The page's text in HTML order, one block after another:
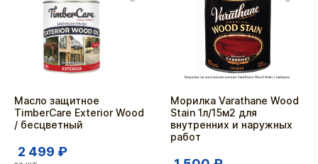
Масло защитное
TimberCare Exterior Wood
/ бесцветный
2 499 ₽
Морилка Varathane Wood
Stain 1л/15м2 для
внутренних и наружных
работ